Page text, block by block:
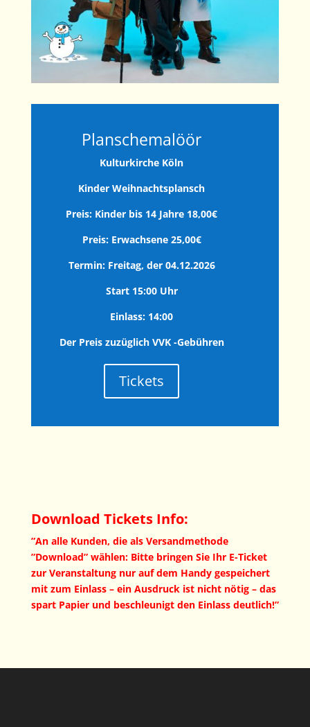
Planschemalöör
Kulturkirche Köln
Kinder Weihnachtsplansch
Preis: Kinder bis 14 Jahre 18,00€
Preis: Erwachsene 25,00€
Termin: Freitag, der 04.12.2026
Start 15:00 Uhr
Einlass: 14:00
Der Preis zuzüglich VVK -Gebühren
Tickets
Download Tickets Info:
”An alle Kunden, die als Versandmethode
”Download” wählen: Bitte bringen Sie Ihr E-Ticket
zur Veranstaltung nur auf dem Handy gespeichert
mit zum Einlass – ein Ausdruck ist nicht nötig – das
spart Papier und beschleunigt den Einlass deutlich!”